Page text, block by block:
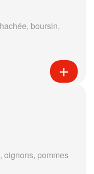
boursin,
oignons, pommes